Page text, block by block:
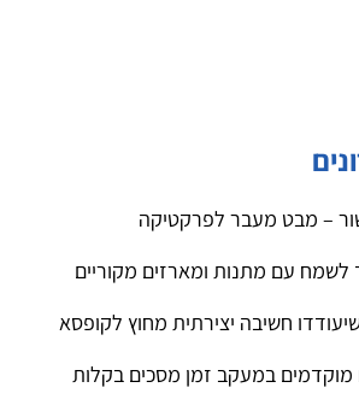
– מבט מעבר לפרקטיקה
לשמח עם מתנות ומארזים מקוריים
מוקדמים במעקב זמן מסכים בקלות